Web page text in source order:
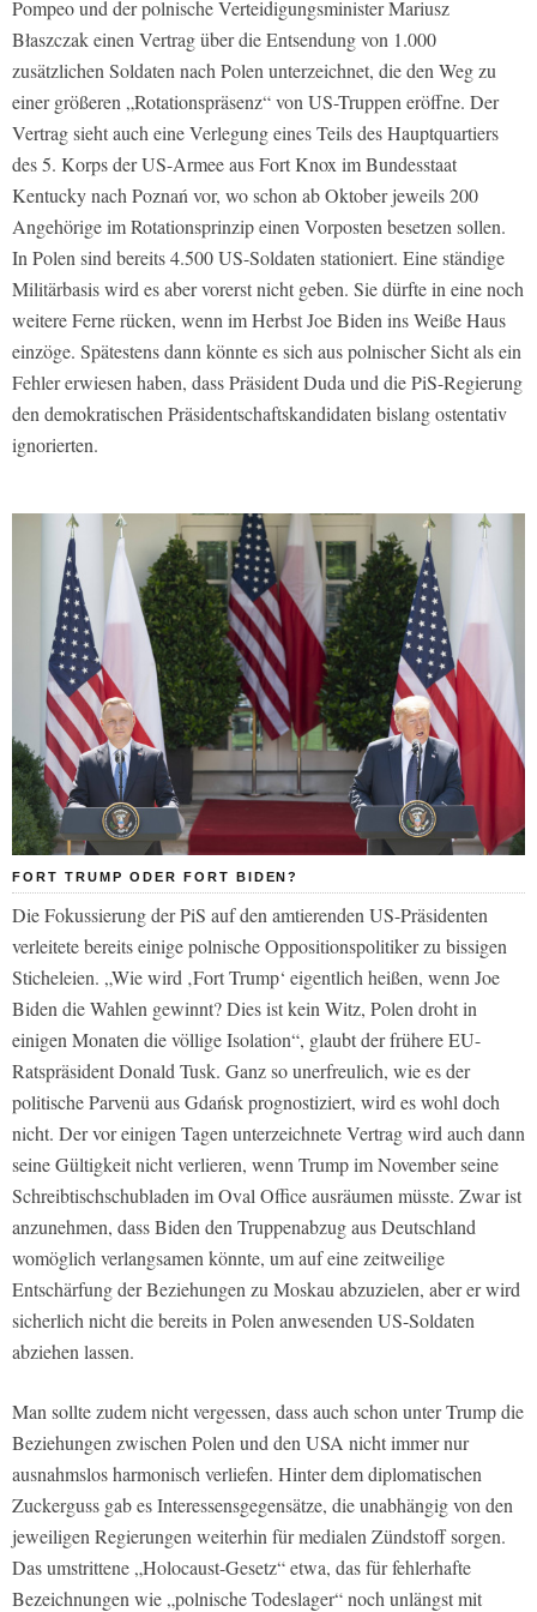
Pompeo und der polnische Verteidigungsminister Mariusz
Błaszczak einen Vertrag über die Entsendung von 1.000
zusätzlichen Soldaten nach Polen unterzeichnet, die den Weg zu
einer größeren „Rotationspräsenz“ von US-Truppen eröffne. Der
Vertrag sieht auch eine Verlegung eines Teils des Hauptquartiers
des 5. Korps der US-Armee aus Fort Knox im Bundesstaat
Kentucky nach Poznań vor, wo schon ab Oktober jeweils 200
Angehörige im Rotationsprinzip einen Vorposten besetzen sollen.
In Polen sind bereits 4.500 US-Soldaten stationiert. Eine ständige
Militärbasis wird es aber vorerst nicht geben. Sie dürfte in eine noch
weitere Ferne rücken, wenn im Herbst Joe Biden ins Weiße Haus
einzöge. Spätestens dann könnte es sich aus polnischer Sicht als ein
Fehler erwiesen haben, dass Präsident Duda und die PiS-Regierung
den demokratischen Präsidentschaftskandidaten bislang ostentativ
ignorierten.
FORT TRUMP ODER FORT BIDEN?
Die Fokussierung der PiS auf den amtierenden US-Präsidenten
verleitete bereits einige polnische Oppositionspolitiker zu bissigen
Sticheleien. „Wie wird ‚Fort Trump‘ eigentlich heißen, wenn Joe
Biden die Wahlen gewinnt? Dies ist kein Witz, Polen droht in
einigen Monaten die völlige Isolation“, glaubt der frühere EU-
Ratspräsident Donald Tusk. Ganz so unerfreulich, wie es der
politische Parvenü aus Gdańsk prognostiziert, wird es wohl doch
nicht. Der vor einigen Tagen unterzeichnete Vertrag wird auch dann
seine Gültigkeit nicht verlieren, wenn Trump im November seine
Schreibtischschubladen im Oval Office ausräumen müsste. Zwar ist
anzunehmen, dass Biden den Truppenabzug aus Deutschland
womöglich verlangsamen könnte, um auf eine zeitweilige
Entschärfung der Beziehungen zu Moskau abzuzielen, aber er wird
sicherlich nicht die bereits in Polen anwesenden US-Soldaten
abziehen lassen.
Man sollte zudem nicht vergessen, dass auch schon unter Trump die
Beziehungen zwischen Polen und den USA nicht immer nur
ausnahmslos harmonisch verliefen. Hinter dem diplomatischen
Zuckerguss gab es Interessensgegensätze, die unabhängig von den
jeweiligen Regierungen weiterhin für medialen Zündstoff sorgen.
Das umstrittene „Holocaust-Gesetz“ etwa, das für fehlerhafte
Bezeichnungen wie „polnische Todeslager“ noch unlängst mit